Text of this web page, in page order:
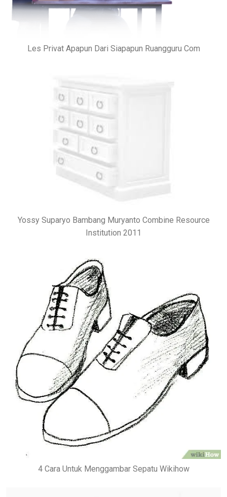
Les Privat Apapun Dari Siapapun Ruangguru Com
Yossy Suparyo Bambang Muryanto Combine Resource
Institution 2011
4 Cara Untuk Menggambar Sepatu Wikihow